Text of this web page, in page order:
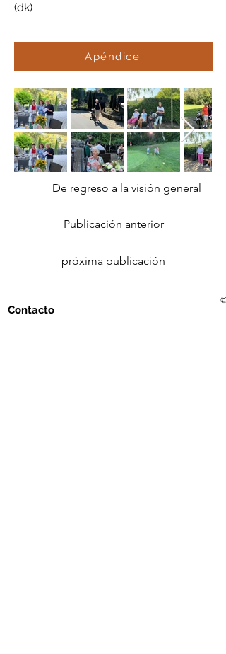
(dk)
Apéndice
De regreso a la visión general
Publicación anterior
próxima publicación
Contacto